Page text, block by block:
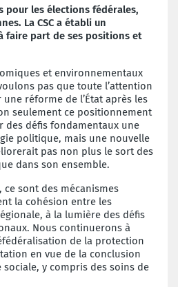
pour les élections fédérales,
La CSC a établi un
faire part de ses positions et
et environnementaux
pas que toute l’attention
réforme de l’État après les
seulement ce positionnement
des défis fondamentaux une
politique, mais une nouvelle
pas non plus le sort des
dans son ensemble.
ce sont des mécanismes
la cohésion entre les
à la lumière des défis
Nous continuerons à
de la protection
en vue de la conclusion
sociale, y compris des soins de